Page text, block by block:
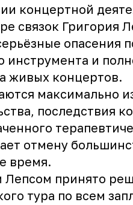
концертной
связок Григория
опасения
инструмента и
живых концертов.
максимально
последствия
отмену
время.
Лепсом принято
тура по всем